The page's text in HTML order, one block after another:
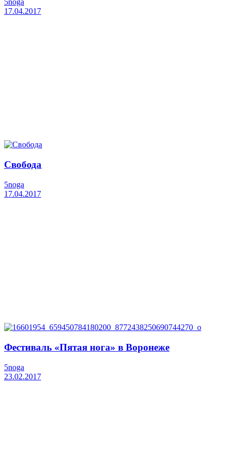
5noga
17.04.2017
Свобода
5noga
17.04.2017
Фестиваль «Пятая нога» в Воронеже
5noga
23.02.2017